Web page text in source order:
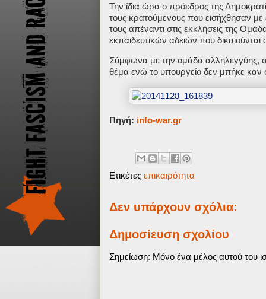
Την ίδια ώρα ο πρόεδρος της
τους κρατούμενους που εισήχθησαν με
τους απέναντι στις εκκλήσεις της
εκπαιδευτικών αδειών που
Σύμφωνα με την ομάδα αλληλεγγύης,
θέμα ενώ το υπουργείο δεν μπήκε καν
Πηγή: info-war.gr
Ετικέτες επικαιρότητα
Δεν υπάρχουν σχόλια:
Δημοσίευση σχολίου
Σημείωση: Μόνο ένα μέλος αυτού του